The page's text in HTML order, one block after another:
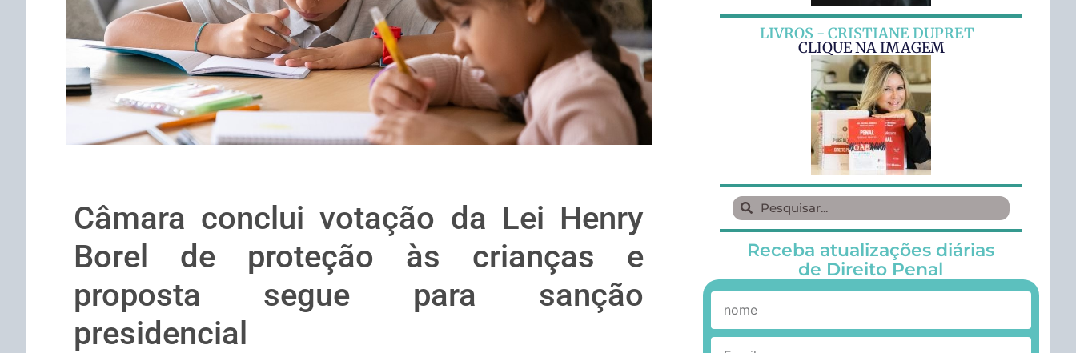
Câmara conclui votação da Lei Henry
Borel de proteção às crianças e
proposta segue para sanção
presidencial
LIVROS - CRISTIANE DUPRET
CLIQUE NA IMAGEM
Receba atualizações diárias
de Direito Penal